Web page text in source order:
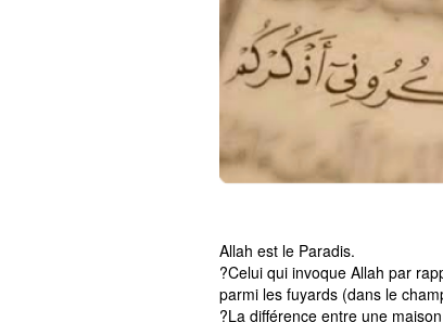
Allah est le Paradis.
?Celui qui invoque Allah par
parmi les fuyards (dans le
?La différence entre une